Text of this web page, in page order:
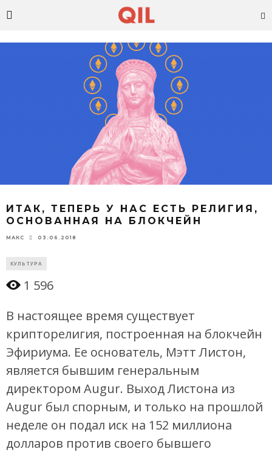
ИТАК, ТЕПЕРЬ У НАС ЕСТЬ РЕЛИГИЯ,
ОСНОВАННАЯ НА БЛОКЧЕЙН
МАКС 03.06.2018
КУЛЬТУРА
1 596
В настоящее время существует
крипторелигия, построенная на блокчейн
Эфириума. Ее основатель, Мэтт Листон,
является бывшим генеральным
директором Augur. Выход Листона из
Augur был спорным, и только на прошлой
неделе он подал иск на 152 миллиона
долларов против своего бывшего